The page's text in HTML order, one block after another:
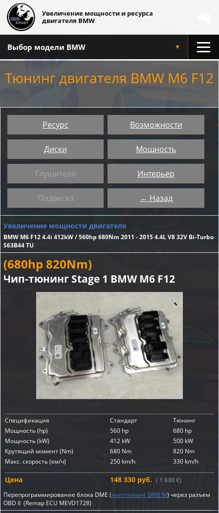
Увеличение мощности и ресурса
двигателя BMW
Выбор модели BMW ▼
Тюнинг двигателя BMW M6 F12
Ресурс Возможности
Диски Мощность
Глушители Интерьер
Подвеска ← Назад
Увеличение мощности двигателя
BMW M6 F12 4.4i 412kW / 560hp 680Nm 2011 - 2015 4.4L V8 32V Bi-Turbo
S63B44 TU
(680hp 820Nm)
Чип-тюнинг Stage 1 BMW M6 F12
Спецификация Стандарт
Тюнинг
Мощность (hp)
560 hp
680 hp
Мощность (kW)
412 kW
500 kW
Крутящий момент (Nm)
680 Nm
820 Nm
Макс. скорость (км/ч)
250 km/h 330 km/h
Цена 148 330 руб. ( 1 630 €)
Перепрограммирование блока DME (чип-тюнинг БМВ М) через разъем
OBD II (Remap ECU MEVD1728)